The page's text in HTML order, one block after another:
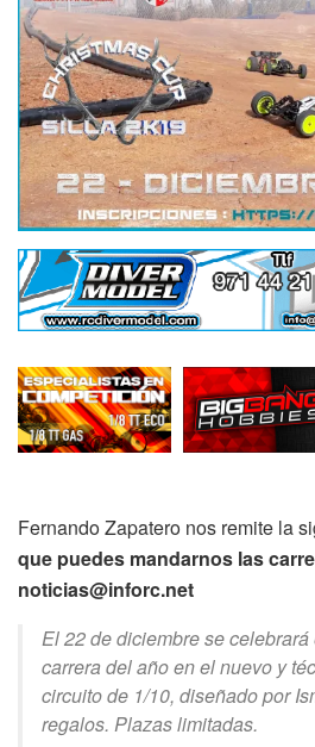
Fernando Zapatero nos remite la
que puedes mandarnos las
noticias@inforc.net
El 22 de diciembre se
carrera del año en el nuevo y
circuito de 1/10, diseñado por
regalos. Plazas limitadas.